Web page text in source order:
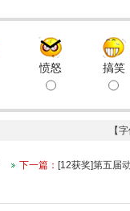
愤怒 搞笑
【
下一篇： [12获奖]第五届